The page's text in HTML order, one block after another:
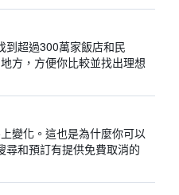
到超過300萬家飯店和民
方，方便你比較並找出理想
變化。這也是為什麼你可以
尋和預訂有提供免費取消的